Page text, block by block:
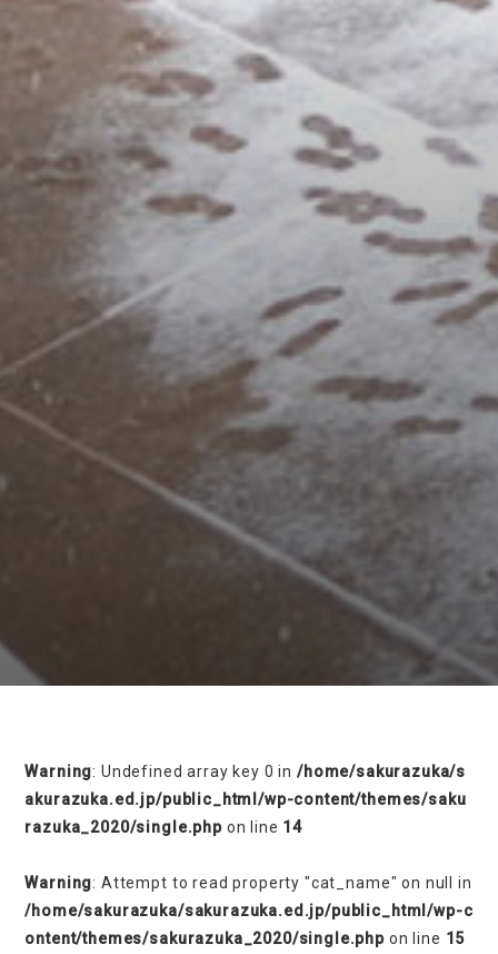
/home/sakurazuka/sakurazuka.ed.jp/public_html/wp-conten
t/themes/sakurazuka_2020/header.php
on line
Warning: Undefined array key 0 in /home/sakurazuka/s
akurazuka.ed.jp/public_html/wp-content/themes/saku
razuka_2020/single.phpon line 14
Warning: Attempt to read property "cat_name" on null in
/home/sakurazuka/sakurazuka.ed.jp/public_html/wp-c
ontent/themes/sakurazuka_2020/single.php on line 15